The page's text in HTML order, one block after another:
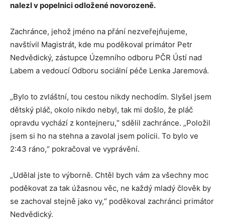
nalezl v popelnici odložené novorozeně.
Zachránce, jehož jméno na přání nezveřejňujeme,
navštívil Magistrát, kde mu poděkoval primátor Petr
Nedvědický, zástupce Územního odboru PČR Ústí nad
Labem a vedoucí Odboru sociální péče Lenka Jaremová.
„Bylo to zvláštní, tou cestou nikdy nechodím. Slyšel jsem
dětský pláč, okolo nikdo nebyl, tak mi došlo, že pláč
opravdu vychází z kontejneru,“ sdělil zachránce. „Položil
jsem si ho na stehna a zavolal jsem policii. To bylo ve
2:43 ráno,“ pokračoval ve vyprávění.
„Udělal jste to výborně. Chtěl bych vám za všechny moc
poděkovat za tak úžasnou věc, ne každý mladý člověk by
se zachoval stejně jako vy,“ poděkoval zachránci primátor
Nedvědický.